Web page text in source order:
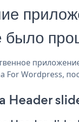
было
For Wordpress,
Header